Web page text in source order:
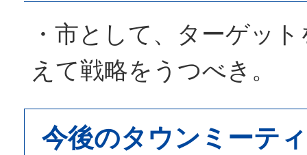
・市として、ターゲッ
えて戦略をうつべき。
今後のタウンミーテ